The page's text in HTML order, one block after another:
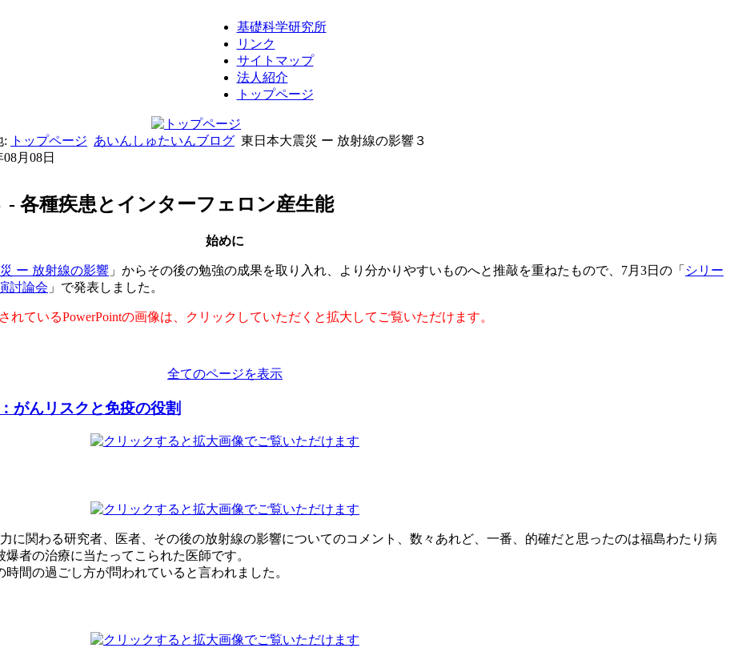
基礎科学研究所
リンク
サイトマップ
法人紹介
トップページ
: トップページ あいんしゅたいんブログ 東日本大震災 ー 放射線の影響３
08月08日
- 各種疾患とインターフェロン産生能
始めに
ー 放射線の影響 」からその後の勉強の成果を取り入れ、より分かりやすいものへと推敲を重ねたもので、7月3日の「 シリー
討論会 」で発表しました。
れているPowerPointの画像は、クリックしていただくと拡大してご覧いただけます。
全てのページを表示
がんリスクと免疫の役割
に関わる研究者、医者、その後の放射線の影響についてのコメント、数々あれど、一番、的確だと思ったのは福島わたり病
者の治療に当たってこられた医師です。
間の過ごし方が問われていると言われました。